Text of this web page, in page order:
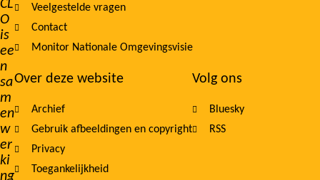
CL
O
is
ee
n
sa
m
en
w
er
ki
ng
Veelgestelde vragen
Contact
Monitor Nationale Omgevingsvisie
Over deze website
Archief
Gebruik afbeeldingen en copyright
Privacy
Toegankelijkheid
Volg ons
Bluesky
RSS